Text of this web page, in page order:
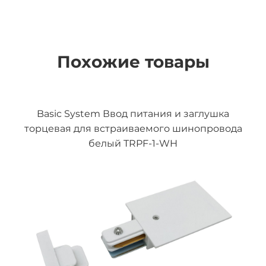
Похожие товары
Basic System Ввод питания и заглушка
торцевая для встраиваемого шинопровода
белый TRPF-1-WH